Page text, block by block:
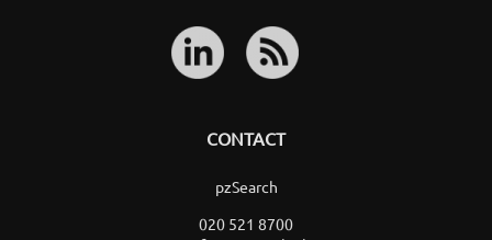
CONTACT
pzSearch
020 521 8700